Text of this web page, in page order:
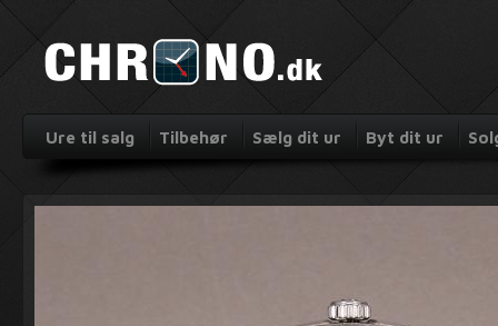
Ure til salg Tilbehør Sælg dit ur Byt dit ur